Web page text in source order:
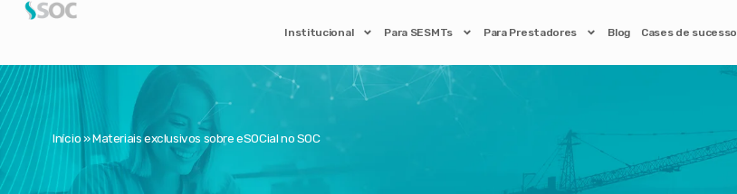
Institucional Para SESMTs Para Prestadores Blog Cases de sucesso
Início»Materiais exclusivos sobre eSOCial no SOC